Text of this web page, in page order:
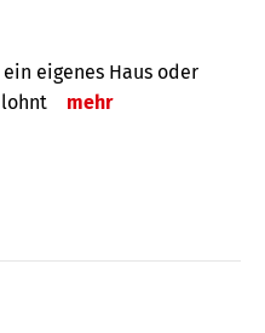
eigenes Haus oder
lohnt
mehr